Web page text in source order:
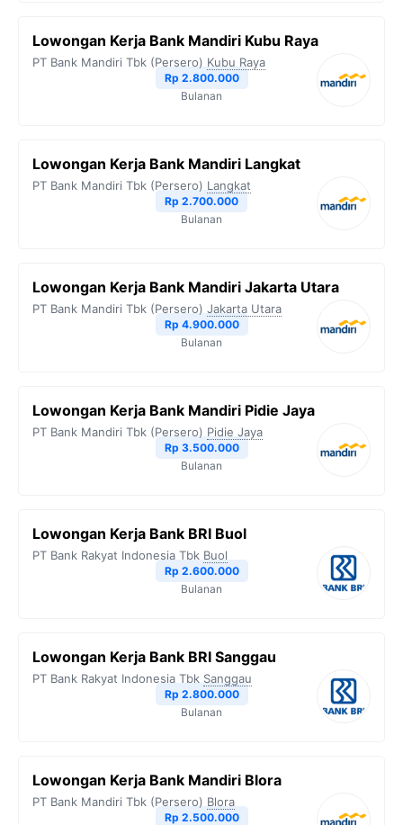
Lowongan Kerja Bank Mandiri Kubu Raya
PT Bank Mandiri Tbk (Persero) Kubu Raya
Rp 2.800.000
Bulanan
Lowongan Kerja Bank Mandiri Langkat
PT Bank Mandiri Tbk (Persero) Langkat
Rp 2.700.000
Bulanan
Lowongan Kerja Bank Mandiri Jakarta Utara
PT Bank Mandiri Tbk (Persero) Jakarta Utara
Rp 4.900.000
Bulanan
Lowongan Kerja Bank Mandiri Pidie Jaya
PT Bank Mandiri Tbk (Persero) Pidie Jaya
Rp 3.500.000
Bulanan
Lowongan Kerja Bank BRI Buol
PT Bank Rakyat Indonesia Tbk Buol
Rp 2.600.000
Bulanan
Lowongan Kerja Bank BRI Sanggau
PT Bank Rakyat Indonesia Tbk Sanggau
Rp 2.800.000
Bulanan
Lowongan Kerja Bank Mandiri Blora
PT Bank Mandiri Tbk (Persero) Blora
Rp 2.500.000